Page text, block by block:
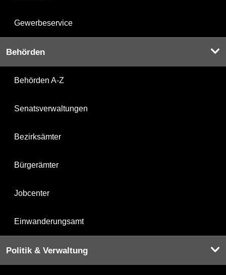
Gewerbeservice
Behörden
Behörden A-Z
Senatsverwaltungen
Bezirksämter
Bürgerämter
Jobcenter
Einwanderungsamt
Politik & Verwaltung